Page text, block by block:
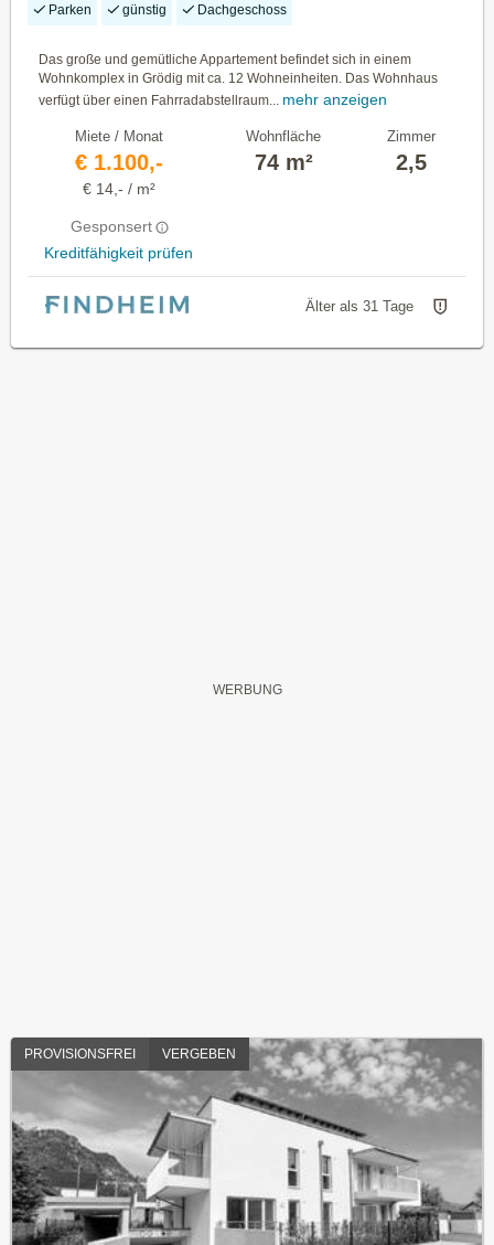
Parken günstig Dachgeschoss
Das große und gemütliche Appartement befindet sich in einem
Wohnkomplex in Grödig mit ca. 12 Wohneinheiten. Das Wohnhaus
verfügt über einen Fahrradabstellraum... mehr anzeigen
Miete / Monat
€ 1.100,-
€ 14,- / m²
Gesponsert
Kreditfähigkeit prüfen
Wohnfläche
74 m²
Zimmer
2,5
Älter als 31 Tage
PROVISIONSFREI VERGEBEN